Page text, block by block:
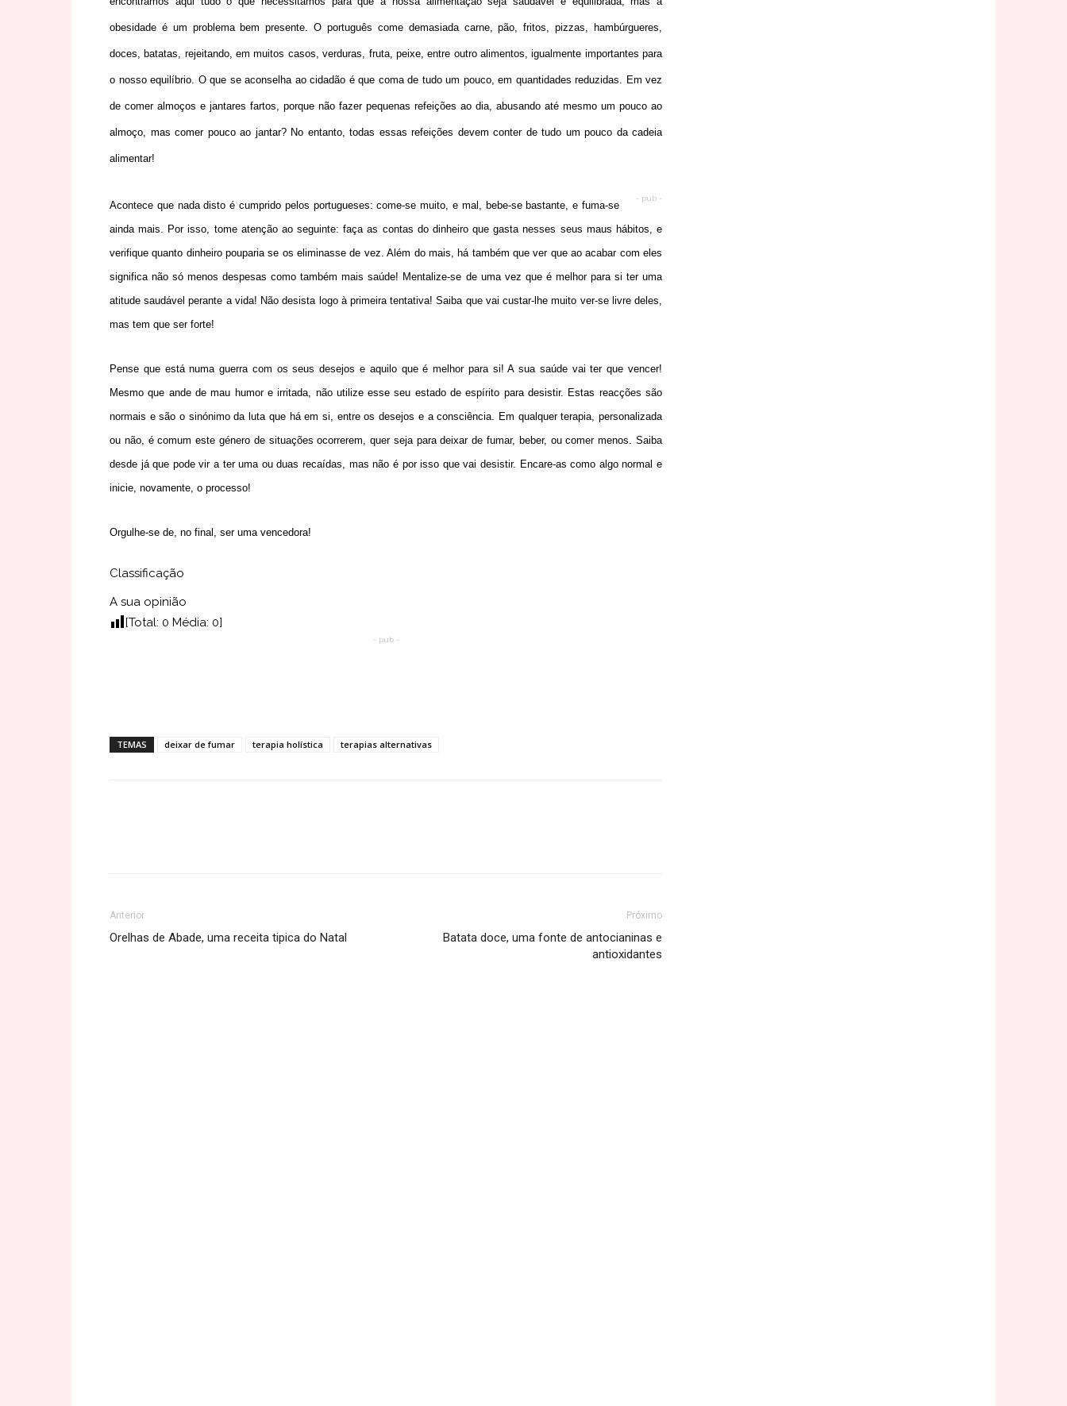
obesidade é um problema bem presente. O português come demasiada carne, pão, fritos, pizzas, hambúrgueres,
doces, batatas, rejeitando, em muitos casos, verduras, fruta, peixe, entre outro alimentos, igualmente importantes para
o nosso equilíbrio. O que se aconselha ao cidadão é que coma de tudo um pouco, em quantidades reduzidas. Em vez
de comer almoços e jantares fartos, porque não fazer pequenas refeições ao dia, abusando até mesmo um pouco ao
almoço, mas comer pouco ao jantar? No entanto, todas essas refeições devem conter de tudo um pouco da cadeia
alimentar!
- pub -
Acontece que nada disto é cumprido pelos portugueses: come-se muito, e mal, bebe-se bastante, e fuma-se
ainda mais. Por isso, tome atenção ao seguinte: faça as contas do dinheiro que gasta nesses seus maus hábitos, e
verifique quanto dinheiro pouparia se os eliminasse de vez. Além do mais, há também que ver que ao acabar com eles
significa não só menos despesas como também mais saúde! Mentalize-se de uma vez que é melhor para si ter uma
atitude saudável perante a vida! Não desista logo à primeira tentativa! Saiba que vai custar-lhe muito ver-se livre deles,
mas tem que ser forte!
Pense que está numa guerra com os seus desejos e aquilo que é melhor para si! A sua saúde vai ter que vencer!
Mesmo que ande de mau humor e irritada, não utilize esse seu estado de espírito para desistir. Estas reacções são
normais e são o sinónimo da luta que há em si, entre os desejos e a consciência. Em qualquer terapia, personalizada
ou não, é comum este género de situações ocorrerem, quer seja para deixar de fumar, beber, ou comer menos. Saiba
desde já que pode vir a ter uma ou duas recaídas, mas não é por isso que vai desistir. Encare-as como algo normal e
inicie, novamente, o processo!
Orgulhe-se de, no final, ser uma vencedora!
Classificação
A sua opinião
[Total: 0 Média: 0]
- pub -
TEMAS deixar de fumar terapia holística terapias alternativas
Anterior
Orelhas de Abade, uma receita tipica do Natal
Próximo
Batata doce, uma fonte de antocianinas e
antioxidantes